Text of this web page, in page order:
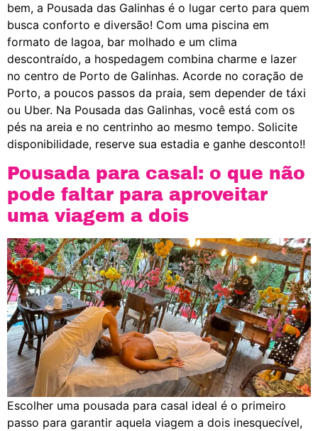
bem, a Pousada das Galinhas é o lugar certo para quem
busca conforto e diversão! Com uma piscina em
formato de lagoa, bar molhado e um clima
descontraído, a hospedagem combina charme e lazer
no centro de Porto de Galinhas. Acorde no coração de
Porto, a poucos passos da praia, sem depender de táxi
ou Uber. Na Pousada das Galinhas, você está com os
pés na areia e no centrinho ao mesmo tempo. Solicite
disponibilidade, reserve sua estadia e ganhe desconto!!
Pousada para casal: o que não
pode faltar para aproveitar
uma viagem a dois
Escolher uma pousada para casal ideal é o primeiro
passo para garantir aquela viagem a dois inesquecível,